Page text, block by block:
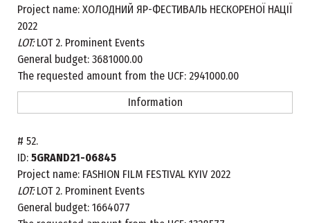
Project name: ХОЛОДНИЙ ЯР-ФЕСТИВАЛЬ НЕСКОРЕНОЇ НАЦІЇ
2022
LOT:LOT 2. Prominent Events
General budget: 3681000.00
The requested amount from the UCF: 2941000.00
Information
# 52.
ID: 5GRAND21-06845
Project name: FASHION FILM FESTIVAL KYIV 2022
LOT:LOT 2. Prominent Events
General budget: 1664077